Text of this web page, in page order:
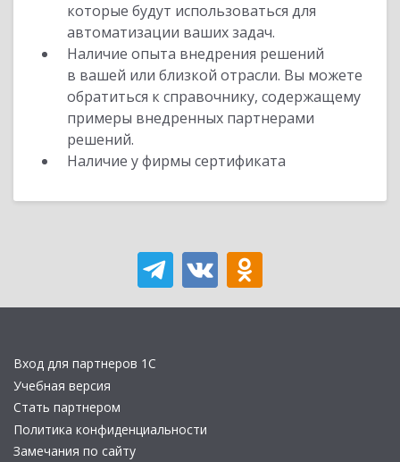
которые будут использоваться для
автоматизации ваших задач.
Наличие опыта внедрения решений
в вашей или близкой отрасли. Вы можете
обратиться к справочнику, содержащему
примеры внедренных партнерами
решений.
Наличие у фирмы сертификата
Вход для партнеров 1С
Учебная версия
Стать партнером
Политика конфиденциальности
Замечания по сайту